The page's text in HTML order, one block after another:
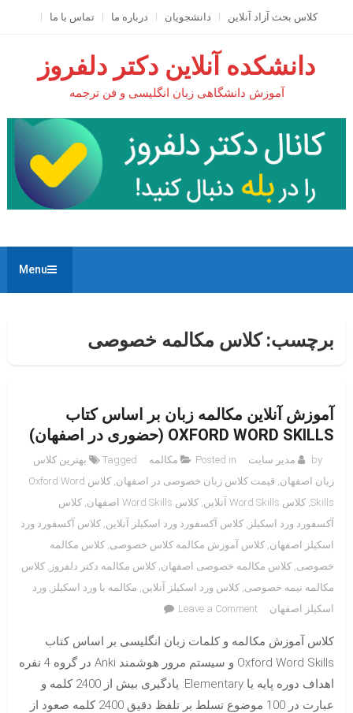
کلاس بحث آزاد آنلاين دانشجویان درباره ما تماس با ما
دانشکده آنلاین دکتر دلفروز
آموزش دانشگاهی زبان انگلیسی و فن ترجمه
Menu
برچسب:کلاس مکالمه خصوصی
آموزش آنلاین مکالمه زبان بر اساس کتاب
OXFORD WORD SKILLS (حضوری در اصفهان)
by مدیر سایت Posted in مکالمه Tagged
بهترین کلاس
زبان اصفهان, قیمت کلاس زبان خصوصی در اصفهان,
کلاس Oxford Word
Skills
, کلاس Word Skills آنلاین , کلاس Word Skills اصفهان , کلاس
آکسفورد ورد اسکیلز , کلاس آکسفورد ورد اسکیلز آنلاین, کلاس آکسفورد ورد
اسکیلز اصفهان, کلاس آموزش مکالمه کلاس خصوصی, کلاس مکالمه
خصوصی, کلاس مکالمه خصوصی اصفهان, کلاس مکالمه دکتر دلفروز , کلاس
مکالمه نیمه خصوصی, کلاس ورد اسکیلز آنلاین, مکالمه با ورد اسکیلز , ورد
اسکیلز اصفهان
Leave a Comment
on
آنلاین
مکالمه
زبان
بر
کلاس آموزش مکالمه و کلمات زبان انگلیسی بر اساس کتاب
Oxford Word Skills و سیستم مرور هوشمند Anki در گروه 4 نفره
اهداف دوره پایه یا Elementary: یادگیری بیش از 2400 کلمه و
عبارت در 100 موضوع تسلط بر تلفظ دقیق 2400 کلمه صعود از